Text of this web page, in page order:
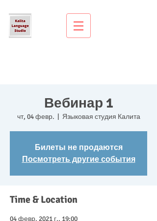
Вебинар 1
чт, 04 февр. Языковая студия Калита
Билеты не продаются
Посмотреть другие события
Time & Location
04 февр. 2021 г., 19:00